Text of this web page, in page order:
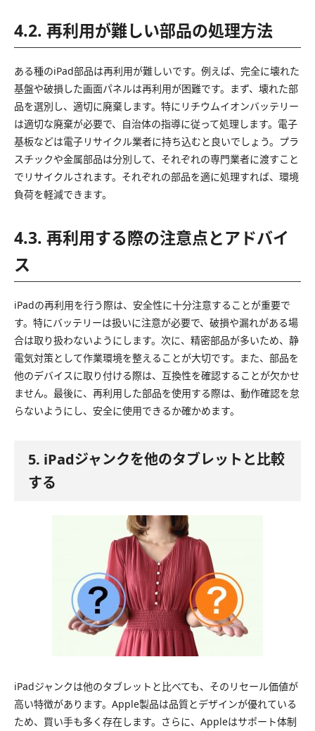
4.2. 再利用が難しい部品の処理方法
ある種のiPad部品は再利用が難しいです。例えば、完全に壊れた
基盤や破損した画面パネルは再利用が困難です。まず、壊れた部
品を選別し、適切に廃棄します。特にリチウムイオンバッテリー
は適切な廃棄が必要で、自治体の指導に従って処理します。電子
基板などは電子リサイクル業者に持ち込むと良いでしょう。プラ
スチックや金属部品は分別して、それぞれの専門業者に渡すこと
でリサイクルされます。それぞれの部品を適に処理すれば、環境
負荷を軽減できます。
4.3. 再利用する際の注意点とアドバイ
ス
iPadの再利用を行う際は、安全性に十分注意することが重要で
す。特にバッテリーは扱いに注意が必要で、破損や漏れがある場
合は取り扱わないようにします。次に、精密部品が多いため、静
電気対策として作業環境を整えることが大切です。また、部品を
他のデバイスに取り付ける際は、互換性を確認することが欠かせ
ません。最後に、再利用した部品を使用する際は、動作確認を怠
らないようにし、安全に使用できるか確かめます。
5. iPadジャンクを他のタブレットと比較
する
iPadジャンクは他のタブレットと比べても、そのリセール価値が
高い特徴があります。Apple製品は品質とデザインが優れている
ため、買い手も多く存在します。さらに、Appleはサポート体制